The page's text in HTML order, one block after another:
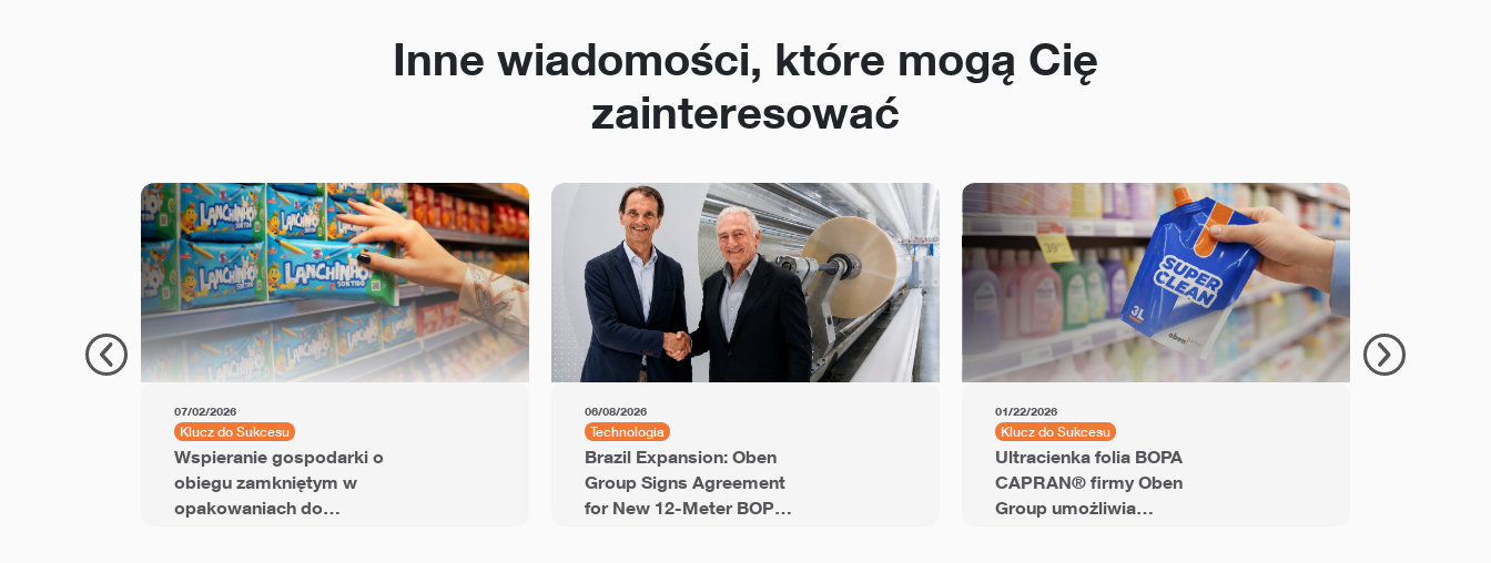
Inne wiadomości, które mogą Cię
zainteresować
07/02/2026
Klucz do Sukcesu
Wspieranie gospodarki o
obiegu zamkniętym w
opakowaniach do
06/08/2026
Technologia
Brazil Expansion: Oben
Group Signs Agreement
for New 12-Meter BOPP
01/22/2026
Klucz do Sukcesu
Ultracienka folia BOPA
CAPRAN® firmy Oben
Group umożliwia